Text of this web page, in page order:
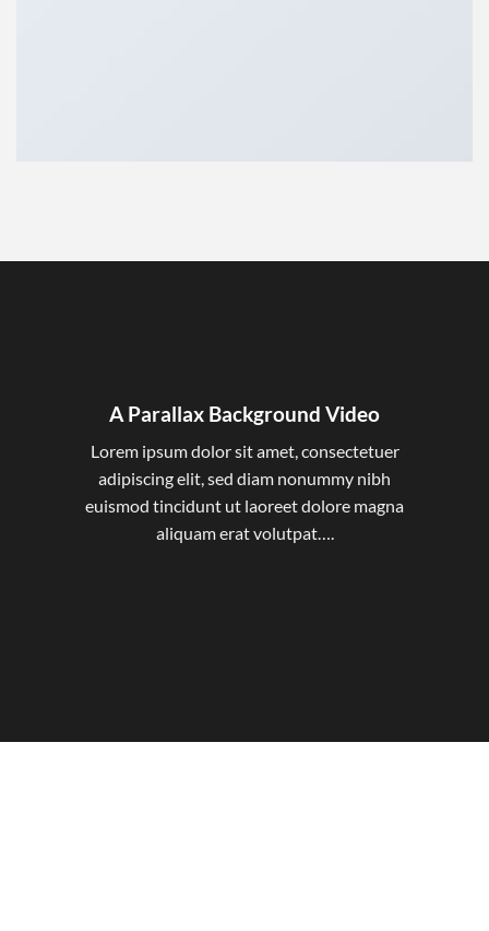
A Parallax Background Video
Lorem ipsum dolor sit amet, consectetuer
adipiscing elit, sed diam nonummy nibh
euismod tincidunt ut laoreet dolore magna
aliquam erat volutpat….